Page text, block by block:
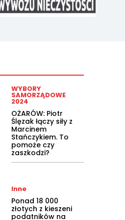
WYBORY
SAMORZĄDOWE
2024
OŻARÓW: Piotr
Ślęzak łączy siły z
Marcinem
Stańczykiem. To
pomoże czy
zaszkodzi?
Inne
Ponad 18 000
złotych z kieszeni
podatników na